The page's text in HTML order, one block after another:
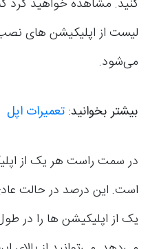
کنید. مشاهده خواهید
لیست از اپلیکیشن های
می‌شود.
بیشتر بخوانید: تعمیرات اپل
در سمت راست هر یک از
است. این درصد در حالت